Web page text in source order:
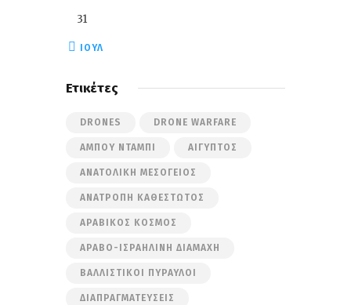
31
« ΙΟΎΛ
Ετικέτες
DRONES DRONE WARFARE
ΆΜΠΟΥ ΝΤΆΜΠΙ ΑΊΓΥΠΤΟΣ
ΑΝΑΤΟΛΙΚΉ ΜΕΣΌΓΕΙΟΣ
ΑΝΑΤΡΟΠΉ ΚΑΘΕΣΤΏΤΟΣ
ΑΡΑΒΙΚΌΣ ΚΌΣΜΟΣ
ΑΡΑΒΟ-ΙΣΡΑΗΛΙΝΉ ΔΙΑΜΆΧΗ
ΒΑΛΛΙΣΤΙΚΟΊ ΠΎΡΑΥΛΟΙ
ΔΙΑΠΡΑΓΜΑΤΕΎΣΕΙΣ